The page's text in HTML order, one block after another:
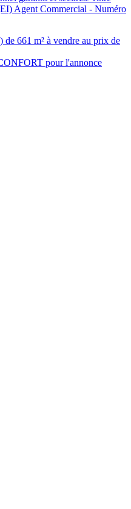
Agent Commercial - Numéro